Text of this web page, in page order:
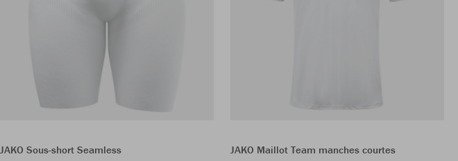
JAKO Sous-short Seamless
JAKO Maillot Team manches courtes